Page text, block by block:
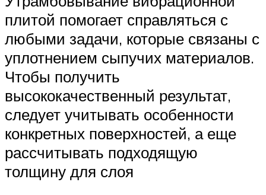
плитой помогает справляться с
любыми задачи, которые связаны с
уплотнением сыпучих материалов.
Чтобы получить
высококачественный результат,
следует учитывать особенности
конкретных поверхностей, а еще
рассчитывать подходящую
толщину для слоя